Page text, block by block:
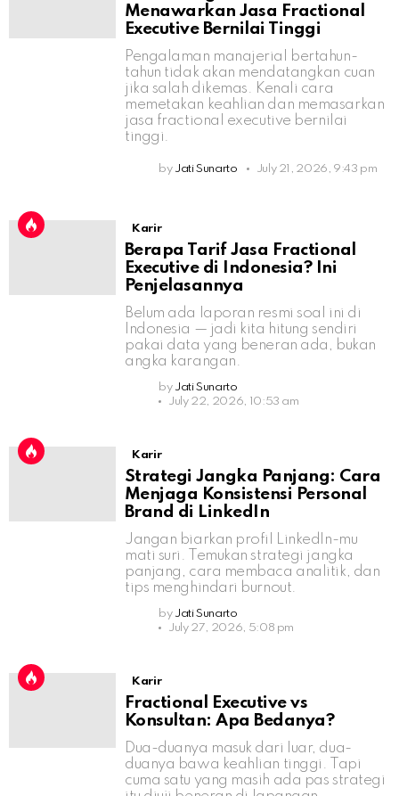
Menawarkan Jasa Fractional
Executive Bernilai Tinggi
Pengalaman manajerial bertahun-
tahun tidak akan mendatangkan cuan
jika salah dikemas. Kenali cara
memetakan keahlian dan memasarkan
jasa fractional executive bernilai
tinggi.
by Jati Sunarto July 21, 2026, 9:43 pm
Karir
Berapa Tarif Jasa Fractional
Executive di Indonesia? Ini
Penjelasannya
Belum ada laporan resmi soal ini di
Indonesia — jadi kita hitung sendiri
pakai data yang beneran ada, bukan
angka karangan.
by Jati Sunarto
July 22, 2026, 10:53 am
Karir
Strategi Jangka Panjang: Cara
Menjaga Konsistensi Personal
Brand di LinkedIn
Jangan biarkan profil LinkedIn-mu
mati suri. Temukan strategi jangka
panjang, cara membaca analitik, dan
tips menghindari burnout.
by Jati Sunarto
July 27, 2026, 5:08 pm
Karir
Fractional Executive vs
Konsultan: Apa Bedanya?
Dua-duanya masuk dari luar, dua-
duanya bawa keahlian tinggi. Tapi
cuma satu yang masih ada pas strategi